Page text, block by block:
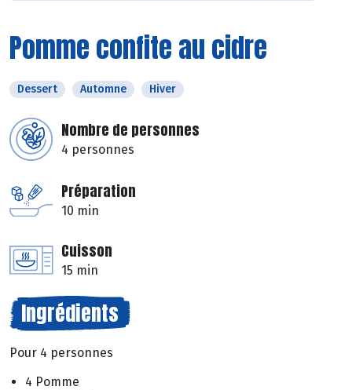
Pomme confite au cidre
Dessert Automne Hiver
Nombre de personnes
4 personnes
Préparation
10 min
Cuisson
15 min
Ingrédients
Pour 4 personnes
4 Pomme